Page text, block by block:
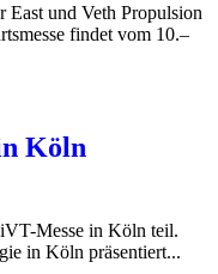
East und Veth Propulsion
findet vom 10.–
Köln
Messe in Köln teil.
in Köln präsentiert...